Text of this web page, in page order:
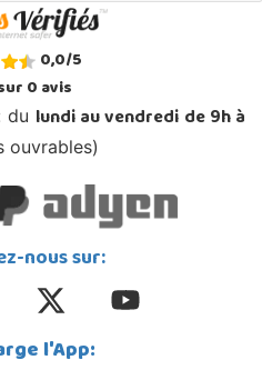
0,0/5
0avis
du lundi au vendredi de 9h à
ouvrables)
nous sur:
l'App: